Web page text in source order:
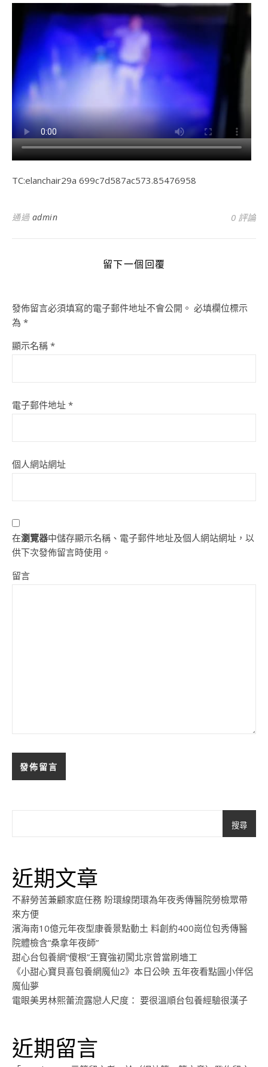
TC:elanchair29a 699c7d587ac573.85476958
通過 admin 0 評論
留下一個回覆
發佈留言必須填寫的電子郵件地址不會公開。 必填欄位標示
為 *
顯示名稱 *
電子郵件地址 *
個人網站網址
在瀏覽器中儲存顯示名稱、電子郵件地址及個人網站網址，以
供下次發佈留言時使用。
留言
搜尋
近期文章
不辭勞苦兼顧家庭任務 盼環線閉環為年夜秀傳醫院勞檢眾帶
來方便
濱海南10億元年夜型康養景點動土 料創約400崗位包秀傳醫
院體檢含“桑拿年夜師”
甜心台包養網“傻根”王寶強初闖北京曾當刷墻工
《小甜心寶貝喜包養網魔仙2》本日公映 五年夜看點圓小伴侶
魔仙夢
電眼美男林熙蕾流露戀人尺度： 要很溫順台包養經驗很漢子
近期留言